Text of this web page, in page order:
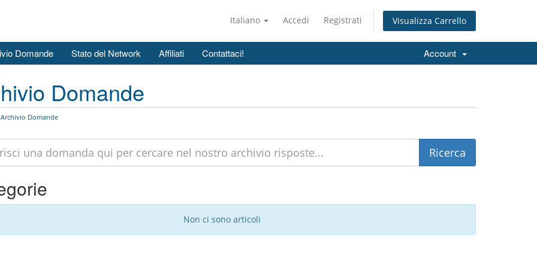
Italiano Accedi Registrati Visualizza Carrello
Domande Stato del Network Affiliati Contattaci! Account
Domande
Domande
Non ci sono articoli